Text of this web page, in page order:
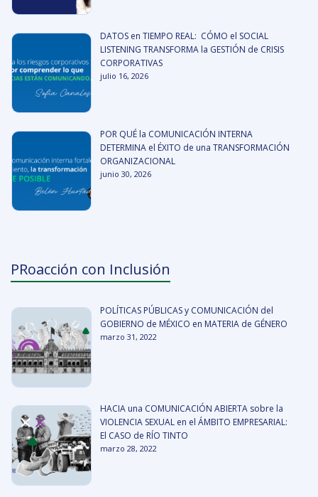
DATOS en TIEMPO REAL: CÓMO el SOCIAL
LISTENING TRANSFORMA la GESTIÓN de CRISIS
CORPORATIVAS
julio 16, 2026
POR QUÉ la COMUNICACIÓN INTERNA
DETERMINA el ÉXITO de una TRANSFORMACIÓN
ORGANIZACIONAL
junio 30, 2026
PRoacción con Inclusión
POLÍTICAS PÚBLICAS y COMUNICACIÓN del
GOBIERNO de MÉXICO en MATERIA de GÉNERO
marzo 31, 2022
HACIA una COMUNICACIÓN ABIERTA sobre la
VIOLENCIA SEXUAL en el ÁMBITO EMPRESARIAL:
El CASO de RÍO TINTO
marzo 28, 2022